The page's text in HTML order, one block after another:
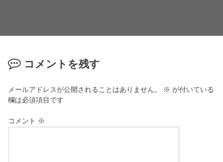
コメントを残す
メールアドレスが公開されることはありません。 ※ が付いている
欄は必須項目です
コメント ※